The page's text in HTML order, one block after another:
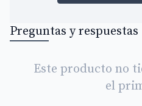
Preguntas y respuestas
Este producto no
el